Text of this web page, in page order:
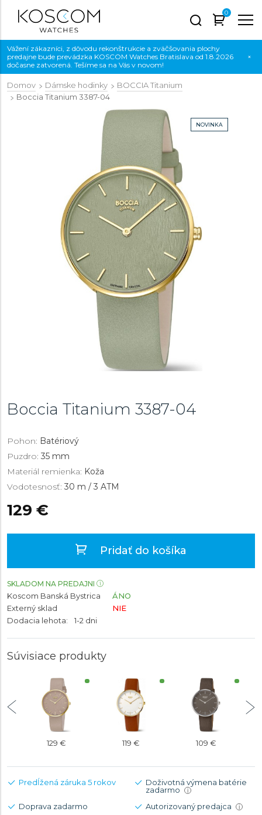
0
Vážení zákazníci, z dôvodu rekonštrukcie a zväčšovania plochy
predajne bude prevádzka KOSCOM Watches Bratislava od 1.8.2026
dočasne zatvorená. Tešíme sa na Vás v novom!
×
Domov Dámske hodinky
BOCCIA Titanium
Boccia Titanium 3387-04
NOVINKA
Boccia Titanium 3387-04
Pohon: Batériový
Puzdro: 35 mm
Materiál remienka: Koža
Vodotesnosť: 30 m / 3 ATM
129 €
Pridať do košíka
SKLADOM NA PREDAJNI
Koscom Banská Bystrica
ÁNO
Externý sklad
NIE
Dodacia lehota:
1-2 dni
Súvisiace produkty
129 € 119 € 109 €
Predĺžená záruka 5 rokov
Doživotná výmena batérie
zadarmo
i
Doprava zadarmo Autorizovaný predajca i